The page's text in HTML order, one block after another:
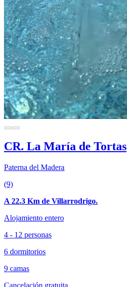
CR. La María de Tortas
Paterna del Madera
(9)
A 22.3 Km de Villarrodrigo.
Alojamiento entero
4 - 12 personas
6 dormitorios
9 camas
Cancelación gratuita